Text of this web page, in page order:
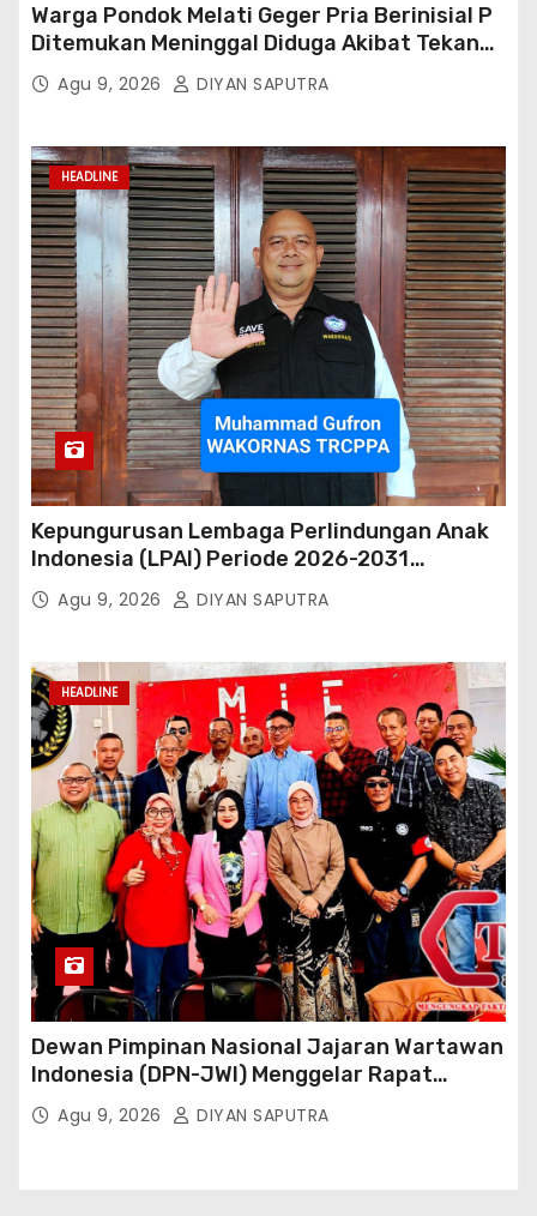
Warga Pondok Melati Geger Pria Berinisial P
Ditemukan Meninggal Diduga Akibat Tekanan
Hutang
Agu 9, 2026 DIYAN SAPUTRA
HEADLINE
Kepungurusan Lembaga Perlindungan Anak
Indonesia (LPAI) Periode 2026-2031
Terbentuk, Wakil Kordinator Nasional Tim
Reaksi Cepat Perlindungan Perempuan Anak
Mengapresiasi Dan Beri Selamat
Agu 9, 2026 DIYAN SAPUTRA
HEADLINE
Dewan Pimpinan Nasional Jajaran Wartawan
Indonesia (DPN-JWI) Menggelar Rapat
Konsolidasi Dan Restrukturisasi Di Jakarta
Agu 9, 2026 DIYAN SAPUTRA